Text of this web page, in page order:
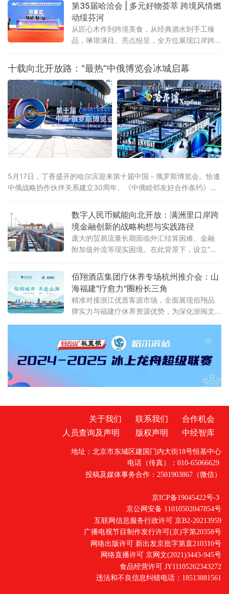
第35届哈洽会 | 多元好物荟萃 跨境风情燃
动绥芬河
从匠心木作到跨境美食，从经典酒水到手工臻
品，琳琅满目、亮点纷呈，全方位展现口岸跨
十载向北开放路：“最热”中俄博览会冰城启幕
5月17日，丁香盛开的哈尔滨迎来第十届中国－俄罗斯博览会。恰逢
中俄战略协作伙伴关系建立30周年、《中俄睦邻友好合作条约》签
动同步推进的空前规模，交出十年向北开放的“成绩单”，也为正在提
速的中俄经贸合作注入全新动能。当天，国家主席习近平同俄罗斯
总统普京分别向博览会致贺信。习近平指出，希望两国各界以本届
数字人民币赋能向北开放：满洲里口岸跨
境金融创新的战略构想与实践路径
庞大的贸易流量长期面临外汇结算困难、金融
附加值外流等现实困境。在此背景下，设立“内
称“平台公司”），采用PPP混合所有制模式，构
建以数字人民币为核心的跨境金融结算基础设
施
佰翔酒店集团疗休养专场杭州推介会：山
海福建"疗愈力"圈粉长三角
精准对接浙江优质客源市场，全面展现佰翔品
牌实力与福建疗休养资源优势，为深化浙闽文
推介会上，佰翔携福建区域10家酒店集中亮
相，发布专属疗休养
关于我们 联系我们
合作机会
人员查询及声明
版权声明 中经智库
地址：北京市东城区建国门内大街18号恒基中心
电话（传真）：010-65066629
投稿及媒体事务合作：2501903867（微信）
京ICP备19045422号-3
京公网安备 11010502047854号
互联网信息服务行政许可 京B2-20213959
广播电视节目制作发行许可(京)字第20358号
网络出版许可 新出发京批字第直210310号
网络直播许可 京网文(2021)3443-945号
食品经营许可 JY11105262343272
违法和不良信息纠错电话：18513881561